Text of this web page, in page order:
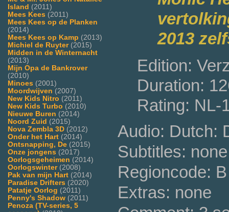
Island (2011)
Mees Kees (2011)
Mees Kees op de Planken
(2014)
Mees Kees op Kamp (2013)
Michiel de Ruyter(2015)
Midden in de Winternacht
(2013)
Mijn Opa de Bankrover
(2010)
Minoes (2001)
Moordwijven (2007)
New Kids Nitro (2011)
New Kids Turbo (2010)
Nieuwe Buren (2014)
Noord Zuid (2015)
Nova Zembla 3D (2012)
Onder het Hart (2014)
Ontsnapping, De (2015)
Onze jongens (2017)
Oorlogsgeheimen (2014)
Oorlogswinter(2008)
Pak van mijn Hart (2014)
Paradise Drifters (2020)
Patatje Oorlog (2011)
Penny's Shadow (2011)
Penoza (TV-series, 5
2013
Edition:
Duration:
Rating: NL-
Audio: Dutch:
Subtitles: none
Regioncode:
Extras: none